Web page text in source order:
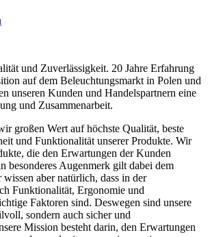
und Zuverlässigkeit. 20 Jahre Erfahrung
auf dem Beleuchtungsmarkt in Polen und
unseren Kunden und Handelspartnern eine
und Zusammenarbeit.
großen Wert auf höchste Qualität, beste
und Funktionalität unserer Produkte. Wir
die den Erwartungen der Kunden
besonderes Augenmerk gilt dabei dem
aber natürlich, dass in der
Funktionalität, Ergonomie und
Faktoren sind. Deswegen sind unsere
sondern auch sicher und
Mission besteht darin, den Erwartungen